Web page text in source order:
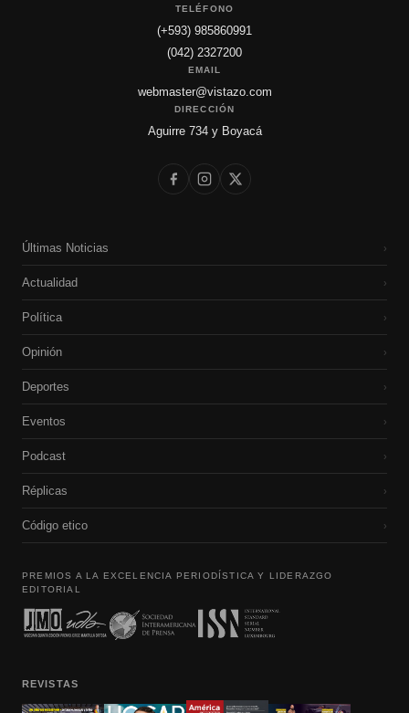
TELÉFONO
(+593) 985860991
(042) 2327200
EMAIL
webmaster@vistazo.com
DIRECCIÓN
Aguirre 734 y Boyacá
Últimas Noticias ›
Actualidad ›
Política ›
Opinión ›
Deportes ›
Eventos ›
Podcast ›
Réplicas ›
Código etico ›
PREMIOS A LA EXCELENCIA PERIODÍSTICA Y LIDERAZGO
EDITORIAL
REVISTAS